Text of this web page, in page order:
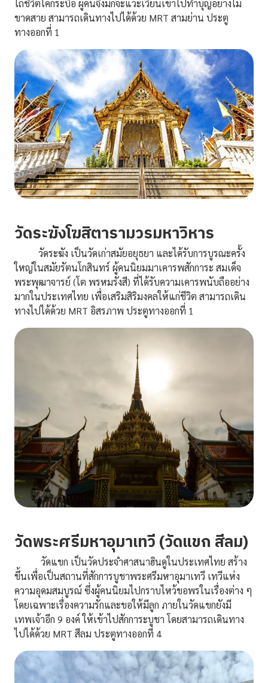
ไถ่ชีวิตโคกระบือ ผู้คนจึงมักจะแวะเวียนเข้าไปทำบุญอย่างไม่
ขาดสาย สามารถเดินทางไปได้ด้วย MRT สามย่าน ประตู
ทางออกที่ 1
วัดระฆังโฆสิตารามวรมหาวิหาร
วัดระฆัง เป็นวัดเก่าสมัยอยุธยา และได้รับการบูรณะครั้ง
ใหญ่ในสมัยรัตนโกสินทร์ ผู้คนนิยมมาเคารพสักการะ สมเด็จ
พระพุฒาจารย์ (โต พรหมรังสี) ที่ได้รับความเคารพนับถืออย่าง
มากในประเทศไทย เพื่อเสริมสิริมงคลให้แก่ชีวิต สามารถเดิน
ทางไปได้ด้วย MRT อิสรภาพ ประตูทางออกที่ 1
วัดพระศรีมหาอุมาเทวี (วัดแขก สีลม)
วัดแขก เป็นวัดประจำศาสนาฮินดูในประเทศไทย สร้าง
ขึ้นเพื่อเป็นสถานที่สักการบูชาพระศรีมหาอุมาเทวี เทวีแห่ง
ความอุดมสมบูรณ์ ซึ่งผู้คนนิยมไปกราบไหว้ขอพรในเรื่องต่าง ๆ
โดยเฉพาะเรื่องความรักและขอให้มีลูก ภายในวัดแขกยังมี
เทพเจ้าอีก 9 องค์ ให้เข้าไปสักการะบูชา โดยสามารถเดินทาง
ไปได้ด้วย MRT สีลม ประตูทางออกที่ 4